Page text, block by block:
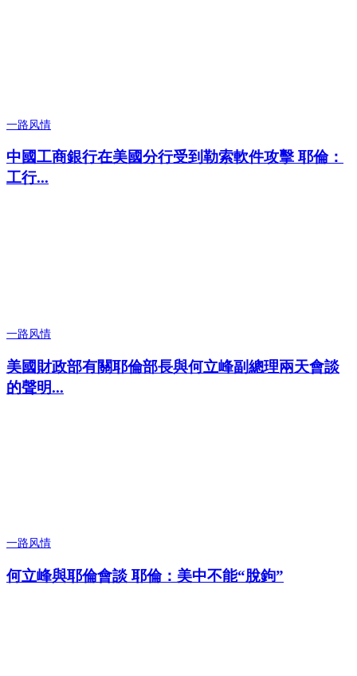
一路风情
中國工商銀行在美國分行受到勒索軟件攻擊 耶倫：
工行...
一路风情
美國財政部有關耶倫部長與何立峰副總理兩天會談
的聲明...
一路风情
何立峰與耶倫會談 耶倫：美中不能“脫鉤”